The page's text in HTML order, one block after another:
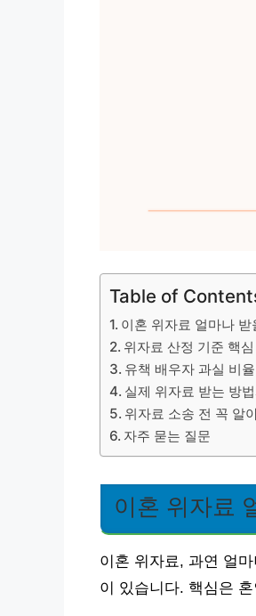
Table of
이혼 위자료 얼마나 받
위자료 산정 기준 핵
유책 배우자 과실 비
실제 위자료 받는 방
위자료 소송 전 꼭 알
자주 묻는 질문
이혼 위자료
이혼 위자료, 과연 얼
이 있습니다. 핵심은